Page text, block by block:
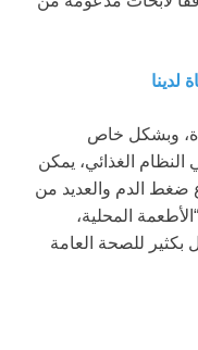
لدينا
وبشكل خاص
النظام الغذائي، يمكن
ضغط الدم والعديد من
المحلية،
للصحة العامة